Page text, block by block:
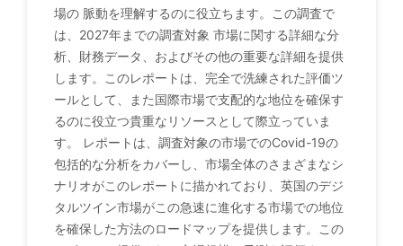
場の 脈動を理解するのに役立ちます。この調査で
は、2027年までの調査対象 市場に関する詳細な分
析、財務データ、およびその他の重要な詳細を提供
します。このレポートは、完全で洗練された評価ツ
ールとして、また国際市場で支配的な地位を確保す
るのに役立つ貴重なリソースとして際立っていま
す。 レポートは、調査対象の市場でのCovid-19の
包括的な分析をカバーし、市場全体のさまざまなシ
ナリオがこのレポートに描かれており、英国のデジ
タルツイン市場がこの急速に進化する市場での地位
を確保した方法のロードマップを提供します。この